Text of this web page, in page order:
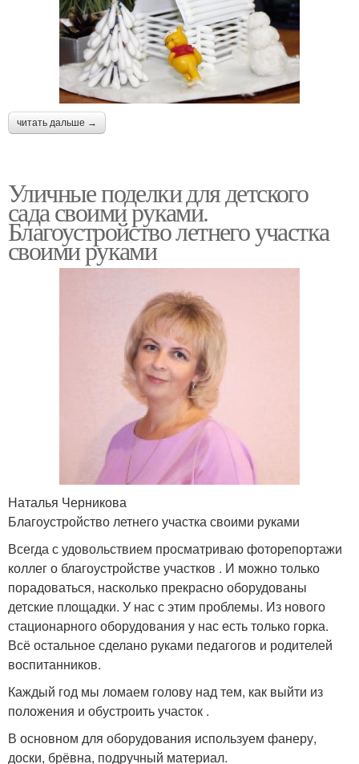
читать дальше →
Уличные поделки для детского
сада своими руками.
Благоустройство летнего участка
своими руками
Наталья Черникова
Благоустройство летнего участка своими руками
Всегда с удовольствием просматриваю фоторепортажи
коллег о благоустройстве участков . И можно только
порадоваться, насколько прекрасно оборудованы
детские площадки. У нас с этим проблемы. Из нового
стационарного оборудования у нас есть только горка.
Всё остальное сделано руками педагогов и родителей
воспитанников.
Каждый год мы ломаем голову над тем, как выйти из
положения и обустроить участок .
В основном для оборудования используем фанеру,
доски, брёвна, подручный материал.